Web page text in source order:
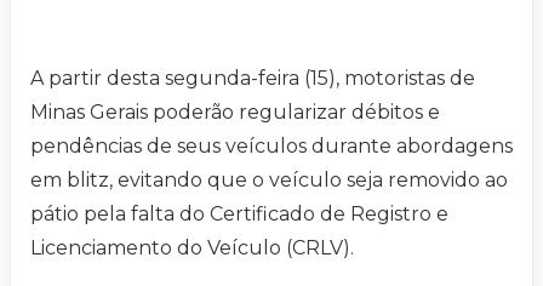
A partir desta segunda-feira (15), motoristas de
Minas Gerais poderão regularizar débitos e
pendências de seus veículos durante abordagens
em blitz, evitando que o veículo seja removido ao
pátio pela falta do Certificado de Registro e
Licenciamento do Veículo (CRLV).